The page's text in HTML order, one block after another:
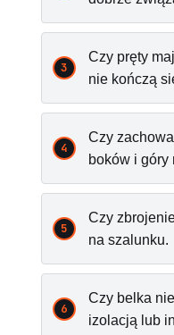
Czy pręty
nie kończą
Czy
boków i góry
Czy
na szalunku.
Czy belka
izolacją lub